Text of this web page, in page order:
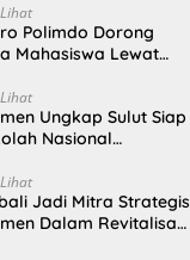
Polimdo Dorong
Mahasiswa Lewat
Ungkap Sulut Siap
Nasional
Jadi Mitra Strategis
Dalam Revitalisasi